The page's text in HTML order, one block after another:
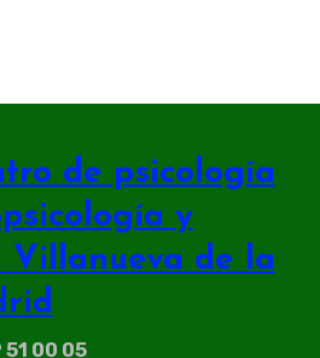
de psicología
y
Villanueva de la
51 00 05